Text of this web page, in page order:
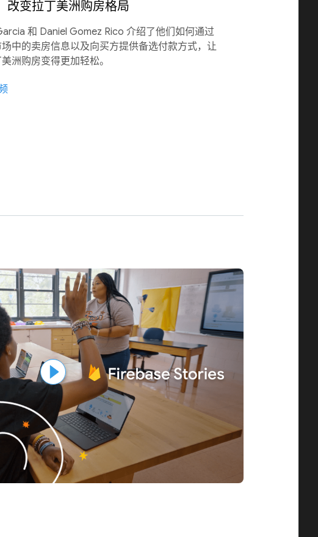
改变拉丁美洲购房格局
和 Daniel Gomez Rico 介绍了他们如何通过
中的卖房信息以及向买方提供备选付款方式，让
洲购房变得更加轻松。